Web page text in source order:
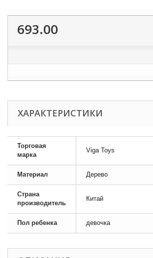
693.00
ХАРАКТЕРИСТИКИ
Торговая
марка
Viga Toys
Материал Дерево
Страна
производитель
Китай
Пол ребенка девочка